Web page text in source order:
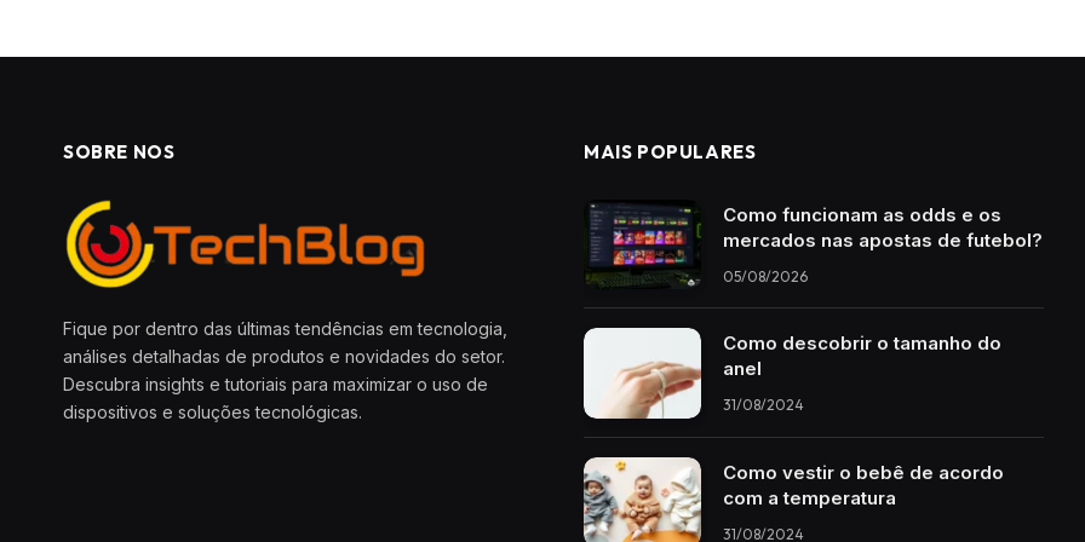
SOBRE NOS
Fique por dentro das últimas tendências em tecnologia,
análises detalhadas de produtos e novidades do setor.
Descubra insights e tutoriais para maximizar o uso de
dispositivos e soluções tecnológicas.
MAIS POPULARES
Como funcionam as odds e os
mercados nas apostas de futebol?
05/08/2026
Como descobrir o tamanho do
anel
31/08/2024
Como vestir o bebê de acordo
com a temperatura
31/08/2024